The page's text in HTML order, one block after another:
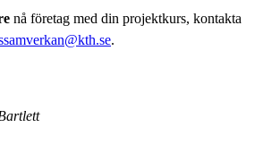
nå företag med din projektkurs, kontakta
.